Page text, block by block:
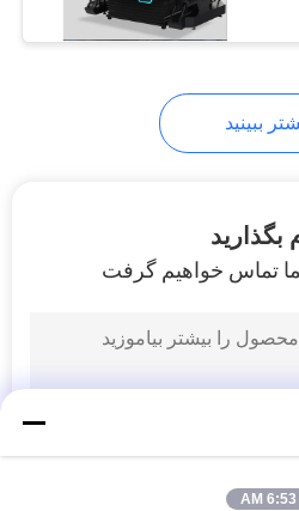
ببینید
بگذارید
تماس خواهیم گرفت
6:53 AM